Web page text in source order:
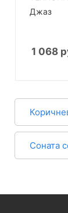
Джаз
1 068
Соната